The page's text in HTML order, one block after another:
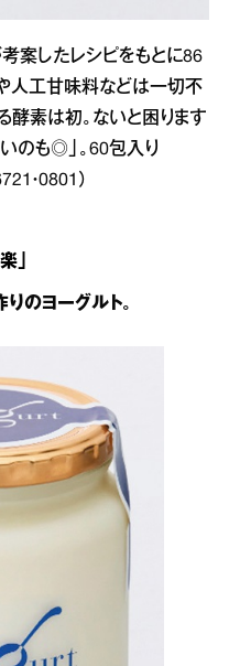
案したレシピをもとに86
人工甘味料などは一切不
酵素は初。ないと困ります
いのも◎」。60包入り
・0801）
」
のヨーグルト。